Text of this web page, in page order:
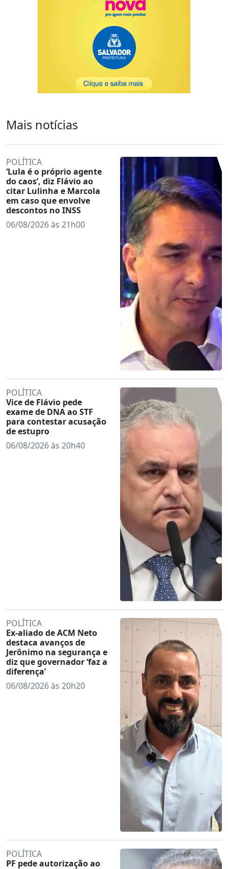
Mais notícias
POLÍTICA
‘Lula é o próprio agente
do caos’, diz Flávio ao
citar Lulinha e Marcola
em caso que envolve
descontos no INSS
06/08/2026 às 21h00
POLÍTICA
Vice de Flávio pede
exame de DNA ao STF
para contestar acusação
de estupro
06/08/2026 às 20h40
POLÍTICA
Ex-aliado de ACM Neto
destaca avanços de
Jerônimo na segurança e
diz que governador ‘faz a
diferença’
06/08/2026 às 20h20
POLÍTICA
PF pede autorização ao